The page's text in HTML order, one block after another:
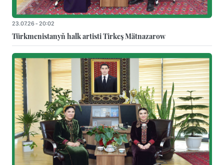
23.07.26 - 20:02
Türkmenistanyň halk artisti Tirkeş Mätnazarow